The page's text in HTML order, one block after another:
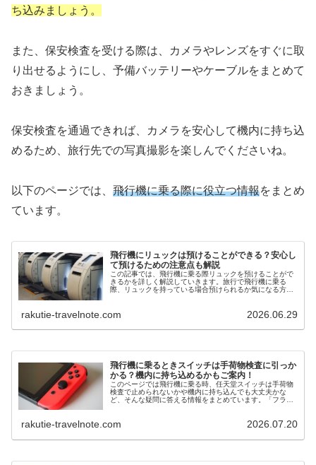
ち込みましょう。
また、保安検査を受ける際は、カメラやレンズをすぐに取
り出せるようにし、予備バッテリーやケーブルをまとめて
おきましょう。
保安検査を通過できれば、カメラを安心して機内に持ち込
めるため、旅行先での写真撮影を楽しんでくださいね。
以下のページでは、 飛行機に乗る際に役立つ情報をまとめ
ています。
飛行機にリュックは預けることができる？安心し
て預けるための注意点も解説
この記事では、飛行機に乗る際リュックを預けることがで
きるかを詳しく解説していきます。旅行で飛行機に乗る
際、リュックを持っている場合預けられるか気になる方も
rakutie-travelnote.com 2026.06.29
飛行機に乗るときスイッチは手荷物検査に引っか
かる？機内に持ち込めるかもご案内！
このページでは飛行機に乗る時、任天堂スイッチは手荷物
検査で止められないかや機内に持ち込んでも大丈夫かな
ど、そんな疑問に答える情報をまとめています。「フライ
rakutie-travelnote.com 2026.07.20